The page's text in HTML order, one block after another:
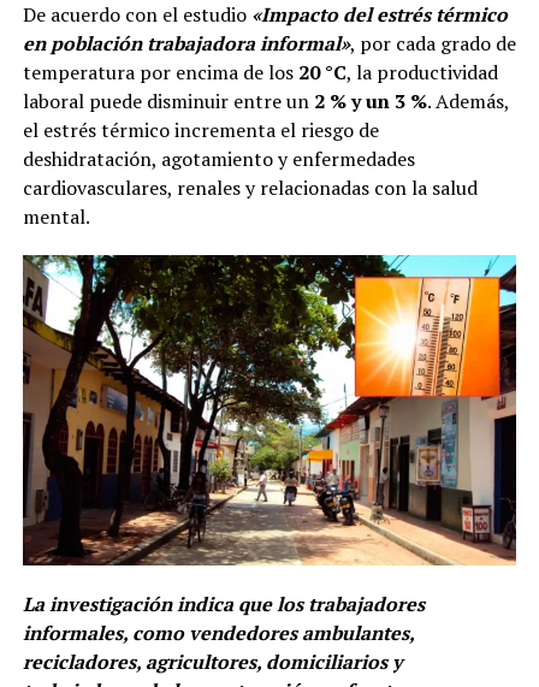
De acuerdo con el estudio «Impacto del estrés térmico
en población trabajadora informal», por cada grado de
temperatura por encima de los 20 °C, la productividad
laboral puede disminuir entre un 2 % y un 3 %. Además,
el estrés térmico incrementa el riesgo de
deshidratación, agotamiento y enfermedades
cardiovasculares, renales y relacionadas con la salud
mental.
La investigación indica que los trabajadores
informales, como vendedores ambulantes,
recicladores, agricultores, domiciliarios y